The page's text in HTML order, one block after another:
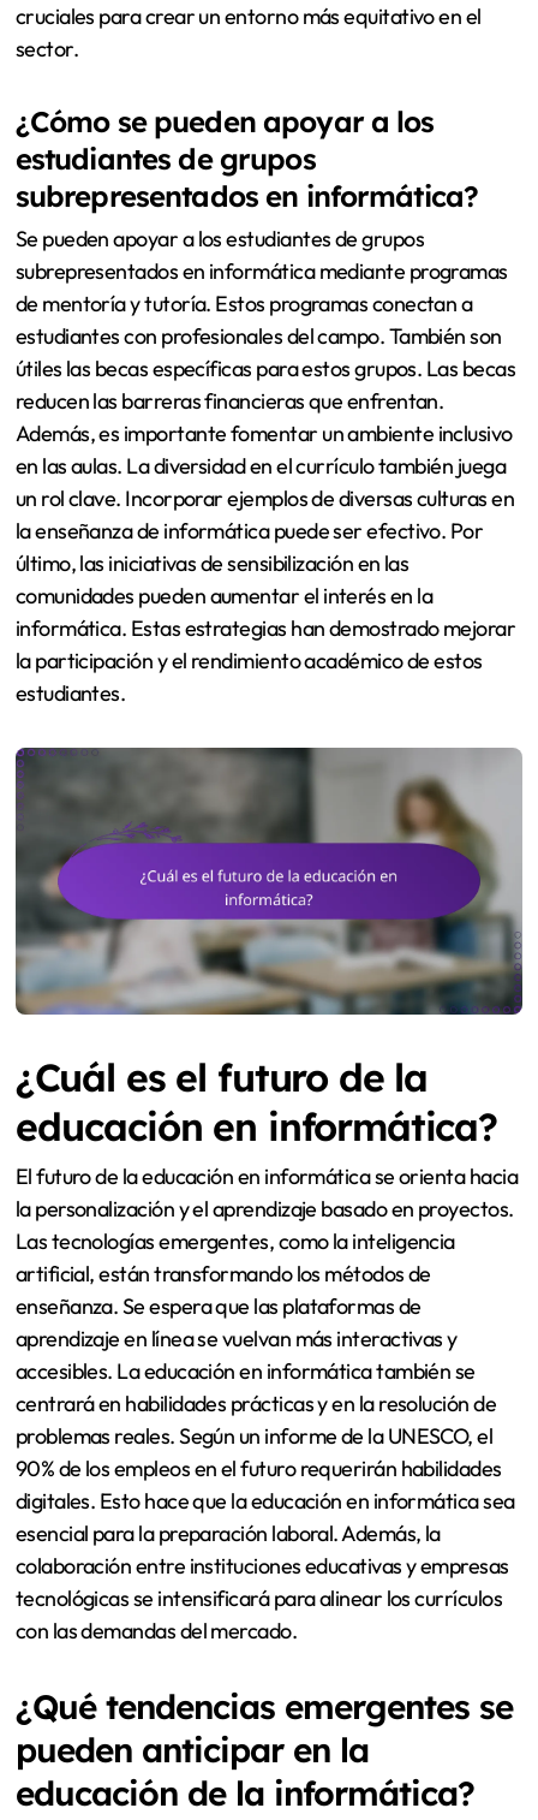
cruciales para crear un entorno más equitativo en el
sector.
¿Cómo se pueden apoyar a los
estudiantes de grupos
subrepresentados en informática?
Se pueden apoyar a los estudiantes de grupos
subrepresentados en informática mediante programas
de mentoría y tutoría. Estos programas conectan a
estudiantes con profesionales del campo. También son
útiles las becas específicas para estos grupos. Las becas
reducen las barreras financieras que enfrentan.
Además, es importante fomentar un ambiente inclusivo
en las aulas. La diversidad en el currículo también juega
un rol clave. Incorporar ejemplos de diversas culturas en
la enseñanza de informática puede ser efectivo. Por
último, las iniciativas de sensibilización en las
comunidades pueden aumentar el interés en la
informática. Estas estrategias han demostrado mejorar
la participación y el rendimiento académico de estos
estudiantes.
¿Cuál es el futuro de la
educación en informática?
El futuro de la educación en informática se orienta hacia
la personalización y el aprendizaje basado en proyectos.
Las tecnologías emergentes, como la inteligencia
artificial, están transformando los métodos de
enseñanza. Se espera que las plataformas de
aprendizaje en línea se vuelvan más interactivas y
accesibles. La educación en informática también se
centrará en habilidades prácticas y en la resolución de
problemas reales. Según un informe de la UNESCO, el
90% de los empleos en el futuro requerirán habilidades
digitales. Esto hace que la educación en informática sea
esencial para la preparación laboral. Además, la
colaboración entre instituciones educativas y empresas
tecnológicas se intensificará para alinear los currículos
con las demandas del mercado.
¿Qué tendencias emergentes se
pueden anticipar en la
educación de la informática?